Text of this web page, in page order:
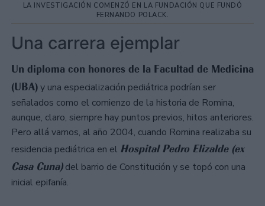
LA INVESTIGACIÓN COMENZÓ EN LA FUNDACIÓN QUE FUNDÓ
FERNANDO POLACK.
Una carrera ejemplar
Un diploma con honores de la Facultad de Medicina
(UBA)y una especialización pediátrica podrían ser
señalados como el comienzo de la historia de Romina,
aunque, claro, siempre hay puntos previos, hitos anteriores.
Pero allá vamos, al año 2004, cuando Romina realizaba su
residencia pediátrica en el Hospital Pedro Elizalde (ex
Casa Cuna)del barrio de Constitución y se topó con una
inicial epifanía.